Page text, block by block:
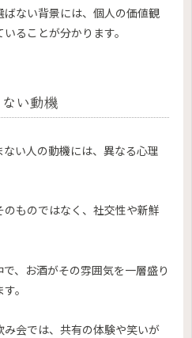
ない背景には、個人の価値観
ることが分かります。
い動機
い人の動機には、異なる心理
ものではなく、社交性や新鮮
、お酒がその雰囲気を一層盛り
。
会では、共有の体験や笑いが